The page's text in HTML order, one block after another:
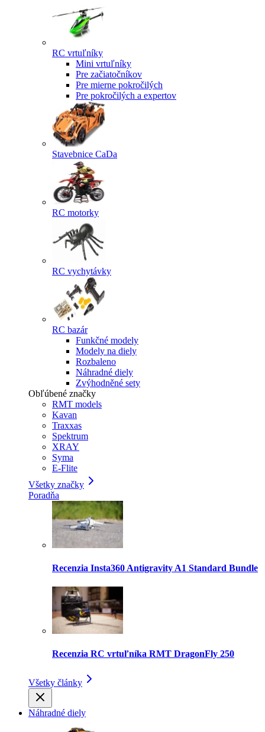
RC vrtuľníky
Mini vrtuľníky
Pre začiatočníkov
Pre mierne pokročilých
Pre pokročilých a expertov
Stavebnice CaDa
RC motorky
RC vychytávky
RC bazár
Funkčné modely
Modely na diely
Rozbaleno
Náhradné diely
Zvýhodněné sety
Obľúbené značky
RMT models
Kavan
Traxxas
Spektrum
XRAY
Syma
E-Flite
Všetky značky
Poradňa
Recenzia Insta360 Antigravity A1 Standard Bundle
Recenzia RC vrtuľníka RMT DragonFly 250
Všetky články
Náhradné diely